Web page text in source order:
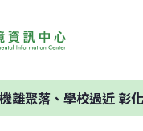
落、學校過近 彰化福